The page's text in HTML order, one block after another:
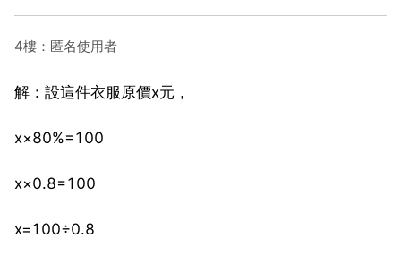
4樓：匿名使用者
解：設這件衣服原價x元，
x×80%=100
x×0.8=100
x=100÷0.8